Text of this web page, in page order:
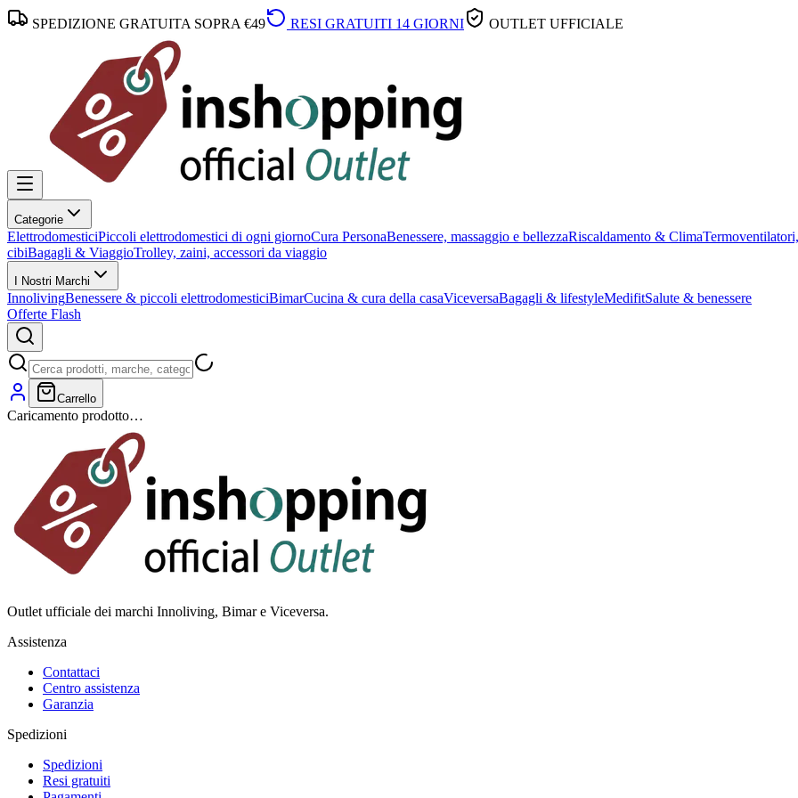
SPEDIZIONE GRATUITA SOPRA €49 RESI GRATUITI 14 GIORNI OUTLET UFFICIALE
Categorie
ElettrodomesticiPiccoli elettrodomestici di ogni giornoCura PersonaBenessere, massaggio e bellezzaRiscaldamento & Clima
cibiBagagli & ViaggioTrolley, zaini, accessori da viaggio
I Nostri Marchi
InnolivingBenessere & piccoli elettrodomesticiBimarCucina & cura della casaViceversaBagagli & lifestyleMedifitSalute & benessere
Offerte Flash
Carrello
Caricamento prodotto…
Outlet ufficiale dei marchi Innoliving, Bimar e Viceversa.
Assistenza
Contattaci
Centro assistenza
Garanzia
Spedizioni
Spedizioni
Resi gratuiti